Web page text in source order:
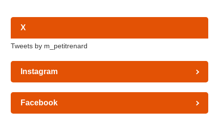
X
Tweets by m_petitrenard
Instagram
Facebook